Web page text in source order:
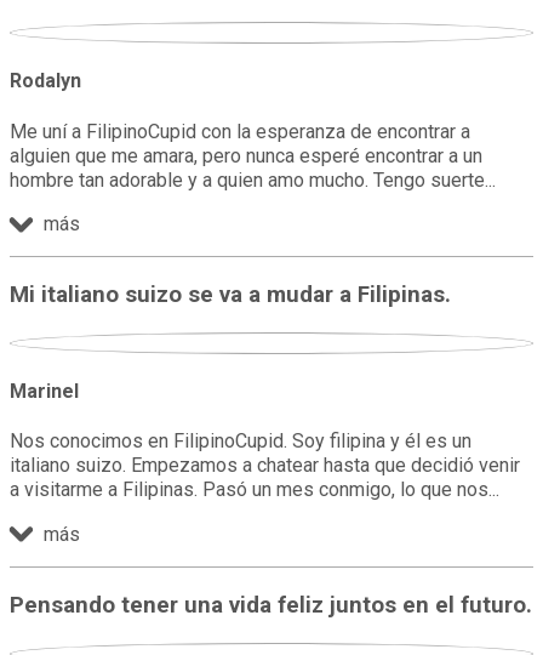
Rodalyn
Me uní a FilipinoCupid con la esperanza de encontrar a
alguien que me amara, pero nunca esperé encontrar a un
hombre tan adorable y a quien amo mucho. Tengo suerte
más
Mi italiano suizo se va a mudar a Filipinas.
Marinel
Nos conocimos en FilipinoCupid. Soy filipina y él es un
italiano suizo. Empezamos a chatear hasta que decidió venir
a visitarme a Filipinas. Pasó un mes conmigo, lo que nos
más
Pensando tener una vida feliz juntos en el futuro.